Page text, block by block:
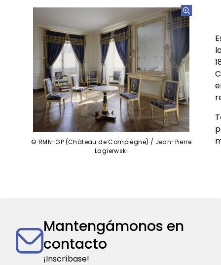
© RMN-GP (Château de Compiègne) / Jean-Pierre
Lagierwski
Mantengámonos en
contacto
¡Inscríbase!